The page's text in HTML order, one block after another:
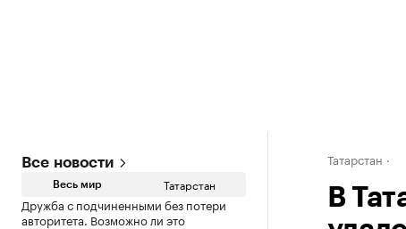
Все новости
Весь мир Татарстан
Дружба с подчиненными без потери
авторитета. Возможно ли это
Татарстан
В